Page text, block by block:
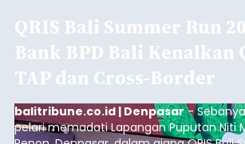
QRIS Bali Summer Run
Bank BPD Bali Kenalkan
TAP dan Cross-Border
balitribune.co.id | Denpasar-
pelari memadati Lapangan Puputan Niti